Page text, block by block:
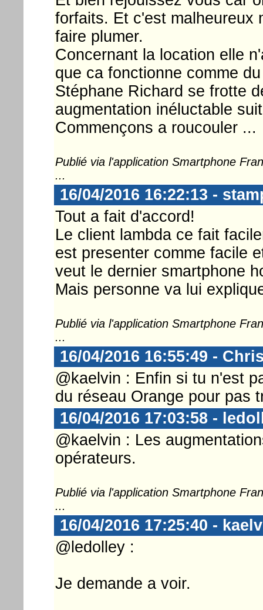
forfaits. Et c'est malheureux
faire plumer.
Concernant la location elle
que ca fonctionne comme
Stéphane Richard se frotte
augmentation inéluctable
Commençons a roucouler ...
Publié via l'application Smartphone
...
16/04/2016 16:22:13 -
Tout a fait d'accord!
Le client lambda ce fait
est presenter comme facile
veut le dernier smartphone
Mais personne va lui
Publié via l'application Smartphone
...
16/04/2016 16:55:49 -
@kaelvin : Enfin si tu n'est
du réseau Orange pour pas
16/04/2016 17:03:58 -
@kaelvin : Les
opérateurs.
Publié via l'application Smartphone
...
16/04/2016 17:25:40 -
@ledolley :
Je demande a voir.